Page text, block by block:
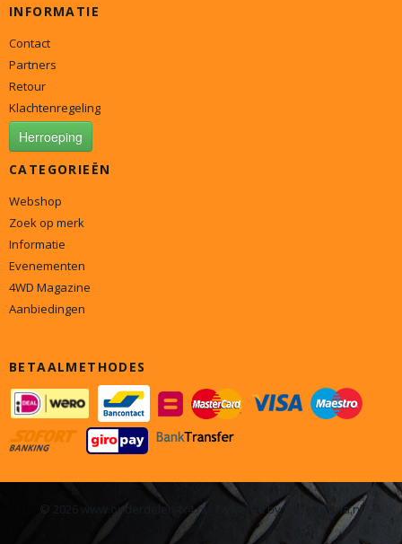
INFORMATIE
Contact
Partners
Retour
Klachtenregeling
Herroeping
CATEGORIEËN
Webshop
Zoek op merk
Informatie
Evenementen
4WD Magazine
Aanbiedingen
BETAALMETHODES
© 2026 www.onderdelen4x4.nl - Powered by Shoppagina.nl